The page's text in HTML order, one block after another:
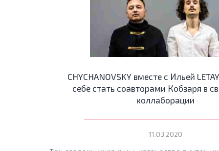
CHYCHANOVSKY вместе с Ильей
себе стать соавторами Кобзаря в
коллаборации
11.03.2020